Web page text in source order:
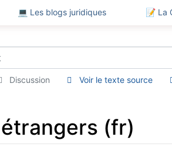
💻 Les blogs juridiques 📝 La
Discussion Voir le texte source
(fr)